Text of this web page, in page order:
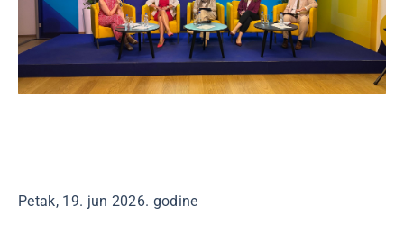
Petak, 19. jun 2026. godine